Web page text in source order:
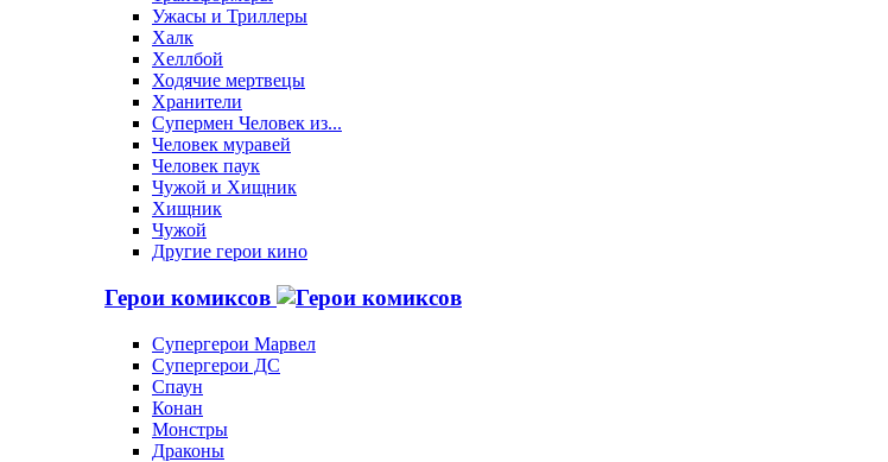
Ужасы и Триллеры
Халк
Хеллбой
Ходячие мертвецы
Хранители
Супермен Человек из...
Человек муравей
Человек паук
Чужой и Хищник
Хищник
Чужой
Другие герои кино
Герои комиксов
Супергерои Марвел
Супергерои ДС
Спаун
Конан
Монстры
Драконы